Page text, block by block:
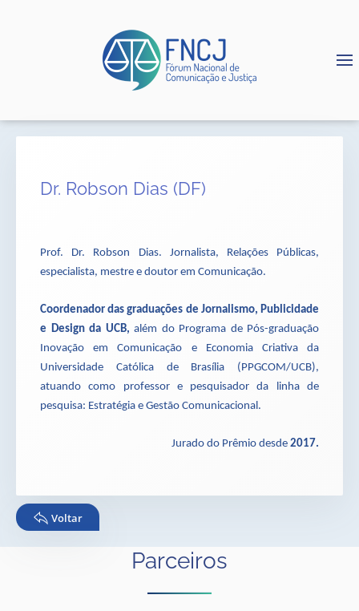
Dr. Robson Dias (DF)
Prof. Dr. Robson Dias. Jornalista, Relações Públicas,
especialista, mestre e doutor em Comunicação.
Coordenador das graduações de Jornalismo, Publicidade
e Design da UCB, além do Programa de Pós-graduação
Inovação em Comunicação e Economia Criativa da
Universidade Católica de Brasília (PPGCOM/UCB),
atuando como professor e pesquisador da linha de
pesquisa: Estratégia e Gestão Comunicacional.
Jurado do Prêmio desde 2017.
Voltar
Parceiros